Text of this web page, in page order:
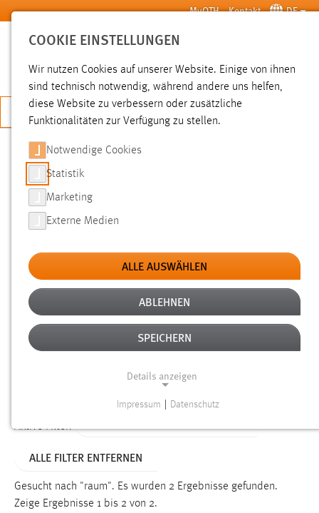
Zum Hauptinhalt springen MyOTH Kontakt DE
SUCHE
JETZT BEWERBEN
SUCHE
FILTER
Typ
Erstellungsdatum
Alter
Aktive Filter:
ALLE FILTER ENTFERNEN
Gesucht nach "raum". Es wurden 2 Ergebnisse gefunden.
Zeige Ergebnisse 1 bis 2 von 2.
COOKIE EINSTELLUNGEN
Wir nutzen Cookies auf unserer Website. Einige von ihnen
sind technisch notwendig, während andere uns helfen,
diese Website zu verbessern oder zusätzliche
Funktionalitäten zur Verfügung zu stellen.
Notwendige Cookies
Statistik
Marketing
Externe Medien
ALLE AUSWÄHLEN
ABLEHNEN
SPEICHERN
Details anzeigen
Funktionen und sind für die einwandfreie Funktion der
Einverständnis
Impressum Datenschutz